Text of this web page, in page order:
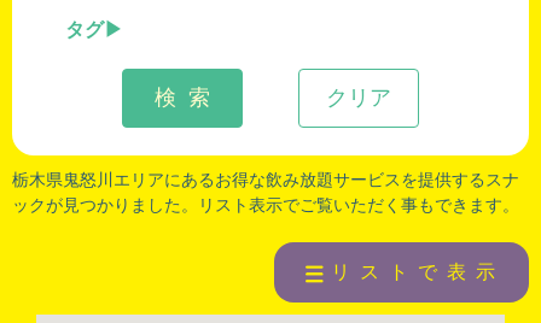
タグ
クリア
検 索
栃木県鬼怒川エリアにあるお得な飲み放題サービスを提供するスナ
ックが見つかりました。リスト表示でご覧いただく事もできます。
リストで表示